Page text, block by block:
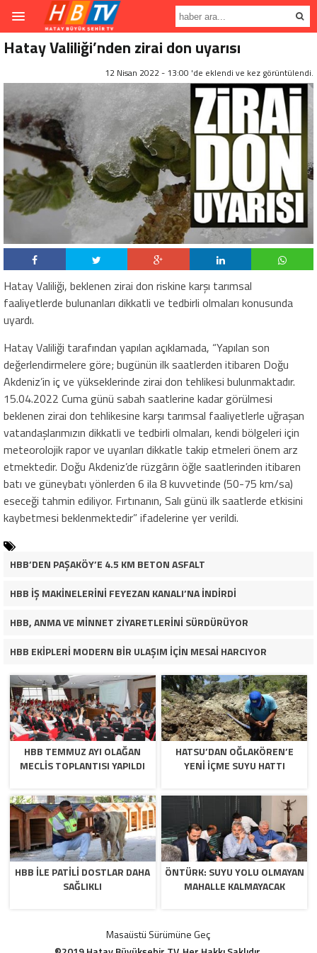
Hatay Valiliği’nden zirai don uyarısı
12 Nisan 2022 - 13:00 'de eklendi ve kez görüntülendi.
Hatay Valiliği, beklenen zirai don riskine karşı tarımsal
faaliyetlerde bulunanları dikkatli ve tedbirli olmaları konusunda
uyardı.
Hatay Valiliği tarafından yapılan açıklamada, “Yapılan son
değerlendirmelere göre; bugünün ilk saatlerden itibaren Doğu
Akdeniz’in iç ve yükseklerinde zirai don tehlikesi bulunmaktadır.
15.04.2022 Cuma günü sabah saatlerine kadar görülmesi
beklenen zirai don tehlikesine karşı tarımsal faaliyetlerle uğraşan
vatandaşlarımızın dikkatli ve tedbirli olmaları, kendi bölgeleri için
meteorolojik rapor ve uyarıları dikkatle takip etmeleri önem arz
etmektedir. Doğu Akdeniz’de rüzgârın öğle saatlerinden itibaren
batı ve güneybatı yönlerden 6 ila 8 kuvvetinde (50-75 km/sa)
eseceği tahmin ediliyor. Fırtınanın, Salı günü ilk saatlerde etkisini
kaybetmesi beklenmektedir” ifadelerine yer verildi.
HBB’DEN PAŞAKÖY’E 4.5 KM BETON ASFALT
HBB İŞ MAKİNELERİNİ FEYEZAN KANALI’NA İNDİRDİ
HBB, ANMA VE MİNNET ZİYARETLERİNİ SÜRDÜRÜYOR
HBB EKİPLERİ MODERN BİR ULAŞIM İÇİN MESAİ HARCIYOR
HBB TEMMUZ AYI OLAĞAN
MECLİS TOPLANTISI YAPILDI
HATSU’DAN OĞLAKÖREN’E
YENİ İÇME SUYU HATTI
HBB İLE PATİLİ DOSTLAR DAHA
SAĞLIKLI
ÖNTÜRK: SUYU YOLU OLMAYAN
MAHALLE KALMAYACAK
Masaüstü Sürümüne Geç